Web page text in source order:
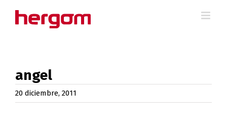
angel
20 diciembre, 2011